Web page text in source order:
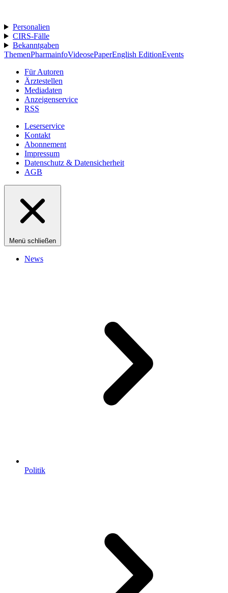
Personalien
CIRS-Fälle
Bekanntgaben
ThemenPharmainfoVideosePaperEnglish EditionEvents
Für Autoren
Ärztestellen
Mediadaten
Anzeigenservice
RSS
Leserservice
Kontakt
Abonnement
Impressum
Datenschutz & Datensicherheit
AGB
Menü schließen
News
Politik